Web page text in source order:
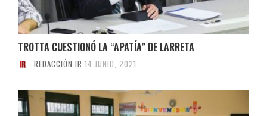
TROTTA CUESTIONÓ LA “APATÍA” DE LARRETA
REDACCIÓN IR 14 JUNIO, 2021